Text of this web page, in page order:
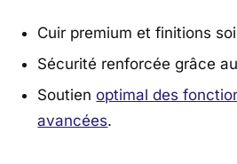
Cuir premium et finitions
Sécurité renforcée grâce
Soutienoptimal des
avancées.